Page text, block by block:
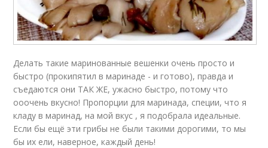
Делать такие маринованные вешенки очень просто и
быстро (прокипятил в маринаде - и готово), правда и
съедаются они ТАК ЖЕ, ужасно быстро, потому что
ооочень вкусно! Пропорции для маринада, специи, что я
кладу в маринад, на мой вкус , я подобрала идеальные.
Если бы ещё эти грибы не были такими дорогими, то мы
бы их ели, наверное, каждый день!